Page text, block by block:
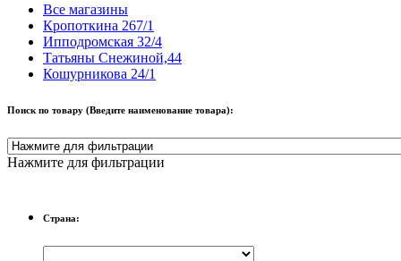
Все магазины
Кропоткина 267/1
Ипподромская 32/4
Татьяны Снежиной,44
Кошурникова 24/1
Поиск по товару (Введите наименование товара):
Нажмите для фильтрации
Страна: